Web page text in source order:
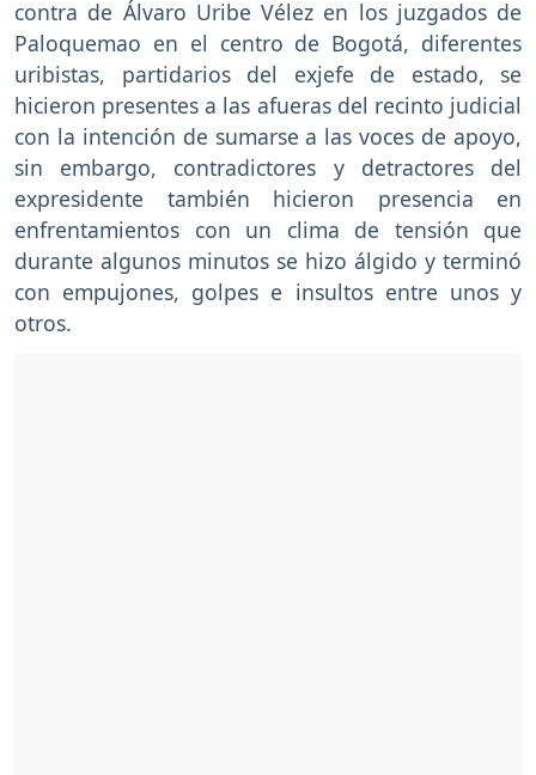
contra de Álvaro Uribe Vélez en los juzgados de
Paloquemao en el centro de Bogotá, diferentes
uribistas, partidarios del exjefe de estado, se
hicieron presentes a las afueras del recinto judicial
con la intención de sumarse a las voces de apoyo,
sin embargo, contradictores y detractores del
expresidente también hicieron presencia en
enfrentamientos con un clima de tensión que
durante algunos minutos se hizo álgido y terminó
con empujones, golpes e insultos entre unos y
otros.